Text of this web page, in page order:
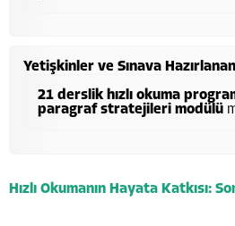
Yetişkinler ve Sınava
21 derslik hızlı okuma
paragraf stratejileri modülü
Hızlı Okumanın Hayata Katkısı: